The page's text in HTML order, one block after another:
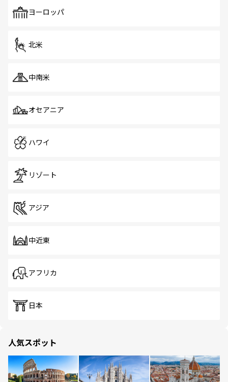
で、ホーカーズは地元の風情を楽しめる外せないスポット
ヨーロッパ
北米
中南米
オセアニア
ハワイ
リゾート
アジア
中近東
アフリカ
日本
人気スポット